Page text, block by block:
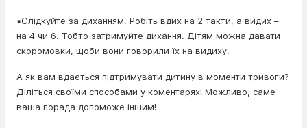
▪️Слідкуйте за диханням. Робіть вдих на 2 такти, а видих –
на 4 чи 6. Тобто затримуйте дихання. Дітям можна давати
скоромовки, щоби вони говорили їх на видиху.
А як вам вдається підтримувати дитину в моменти тривоги?
Діліться своїми способами у коментарях! Можливо, саме
ваша порада допоможе іншим!